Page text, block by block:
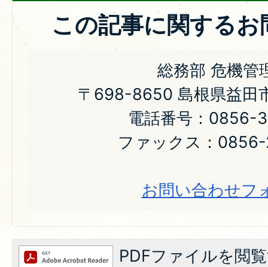
この記事に関する
総務部 危機管
〒698-8650 島根県益田
電話番号：0856-
ファックス：
お問い合わせフ
PDFファイルを閲